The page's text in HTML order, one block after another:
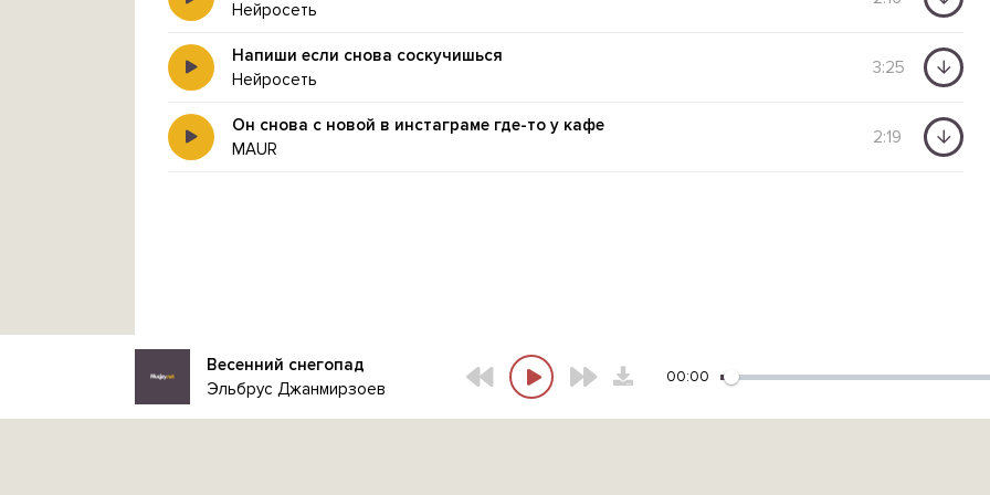
Нейросеть
Напиши если снова соскучишься
Нейросеть
3:25
Он снова с новой в инстаграме где-то у кафе
MAUR
2:19
Весенний снегопад
Эльбрус Джанмирзоев
00:00